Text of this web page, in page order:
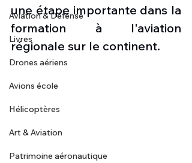
Aviation & Défense
Livres
Drones aériens
Avions école
Hélicoptères
Art & Aviation
Patrimoine aéronautique
une étape importante dans la
formation à l'aviation
régionale sur le continent.